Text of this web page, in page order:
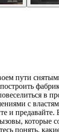
пути
с
которые
понять,